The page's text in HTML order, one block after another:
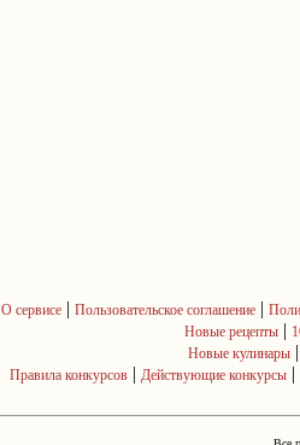
О сервисе| Пользовательское соглашение|
Новые рецепты |
Новые кулинары
Правила конкурсов | Действующие конкурсы |